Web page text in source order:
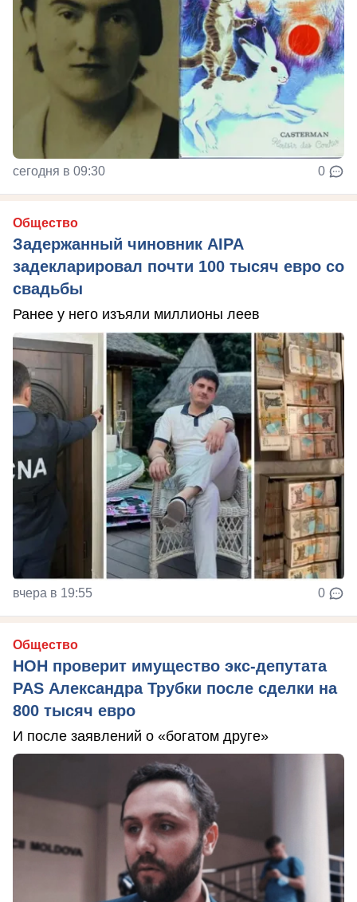
сегодня в 09:30 0
Общество
Задержанный чиновник AIPA
задекларировал почти 100 тысяч евро со
свадьбы
Ранее у него изъяли миллионы леев
вчера в 19:55 0
Общество
НОН проверит имущество экс-депутата
PAS Александра Трубки после сделки на
800 тысяч евро
И после заявлений о «богатом друге»